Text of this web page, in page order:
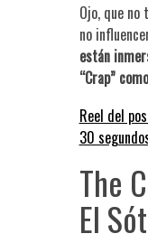
Ojo, que no
no
están
“Crap”
Reel del
30
The
El